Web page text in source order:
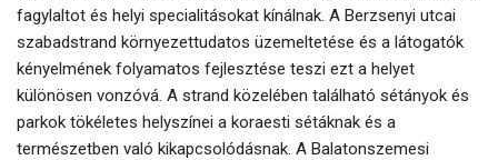
fagylaltot és helyi specialitásokat kínálnak. A Berzsenyi utcai
szabadstrand környezettudatos üzemeltetése és a látogatók
kényelmének folyamatos fejlesztése teszi ezt a helyet
különösen vonzóvá. A strand közelében található sétányok és
parkok tökéletes helyszínei a koraesti sétáknak és a
természetben való kikapcsolódásnak. A Balatonszemesi